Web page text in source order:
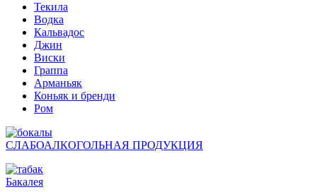
Текила
Водка
Кальвадос
Джин
Виски
Граппа
Арманьяк
Коньяк и бренди
Ром
СЛАБОАЛКОГОЛЬНАЯ ПРОДУКЦИЯ
Бакалея